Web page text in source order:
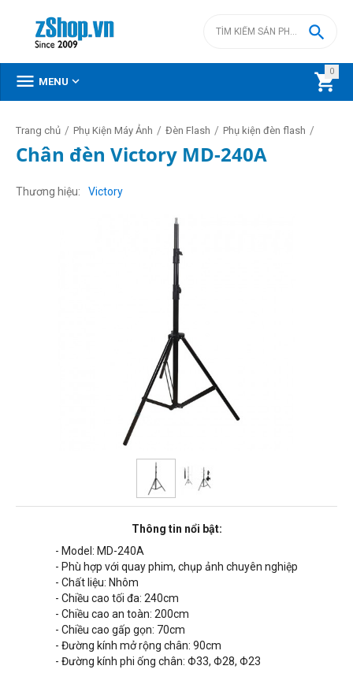
0


 MENU 
Trang chủ / Phụ Kiện Máy Ảnh / Đèn Flash / Phụ kiện đèn flash /
Chân đèn Victory MD-240A
Thương hiệu Victory
Thông tin nổi bật:
- Model: MD-240A
- Phù hợp với quay phim, chụp ảnh chuyên nghiệp
- Chất liệu: Nhôm
- Chiều cao tối đa: 240cm
- Chiều cao an toàn: 200cm
- Chiều cao gấp gọn: 70cm
- Đường kính mở rộng chân: 90cm
- Đường kính phi ống chân: Φ33, Φ28, Φ23